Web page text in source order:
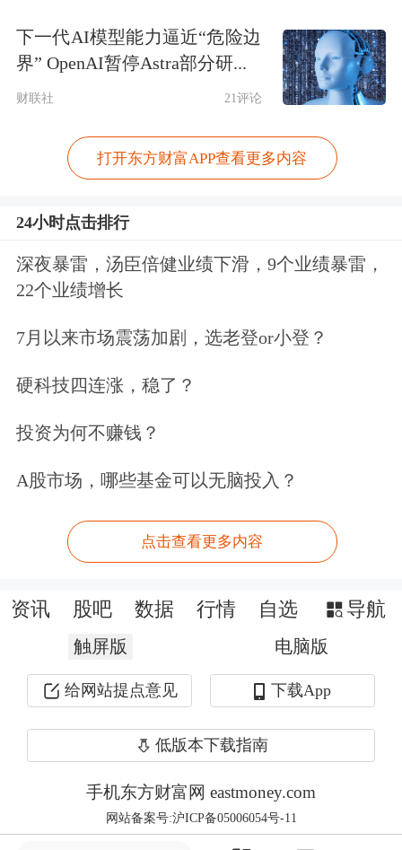
从透明盒中夹出一只中华蜜蜂，在它的
穴位上轻轻一点，细小的蜂针便留在了
它年纪大、不便麻醉，便选择了中医管
蜂针疗法能有效抑制癌症生长，延长宠
物患者寿命、提高生存质量。
蜂疗进行中。
下一代AI模型能力逼近“危险边
界” OpenAI暂停Astra部分研...
财联社 21评论
打开东方财富APP查看更多内容
24小时点击排行
深夜暴雷，汤臣倍健业绩下滑，9个业绩暴雷，
22个业绩增长
7月以来市场震荡加剧，选老登or小登？
硬科技四连涨，稳了？
投资为何不赚钱？
A股市场，哪些基金可以无脑投入？
点击查看更多内容
资讯 股吧 数据 行情 自选 导航
触屏版 电脑版
给网站提点意见 下载App
低版本下载指南
手机东方财富网 eastmoney.com
网站备案号:沪ICP备05006054号-11